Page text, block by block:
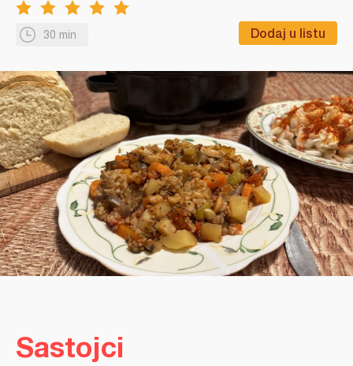
30 min Dodaj u listu
Sastojci